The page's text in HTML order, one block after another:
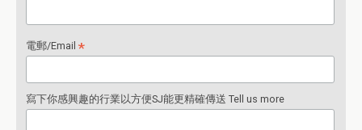
電郵/Email*
寫下你感興趣的行業以方便SJ能更精確傳送 Tell us more